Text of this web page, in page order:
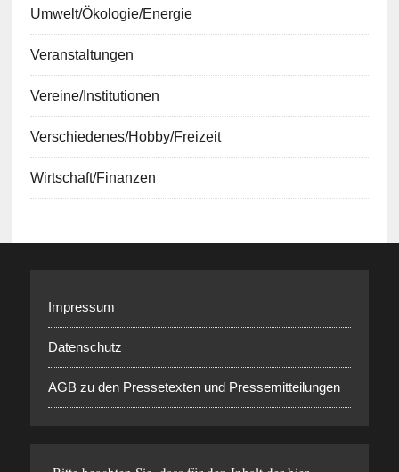
Umwelt/Ökologie/Energie
Veranstaltungen
Vereine/Institutionen
Verschiedenes/Hobby/Freizeit
Wirtschaft/Finanzen
Impressum
Datenschutz
AGB zu den Pressetexten und Pressemitteilungen